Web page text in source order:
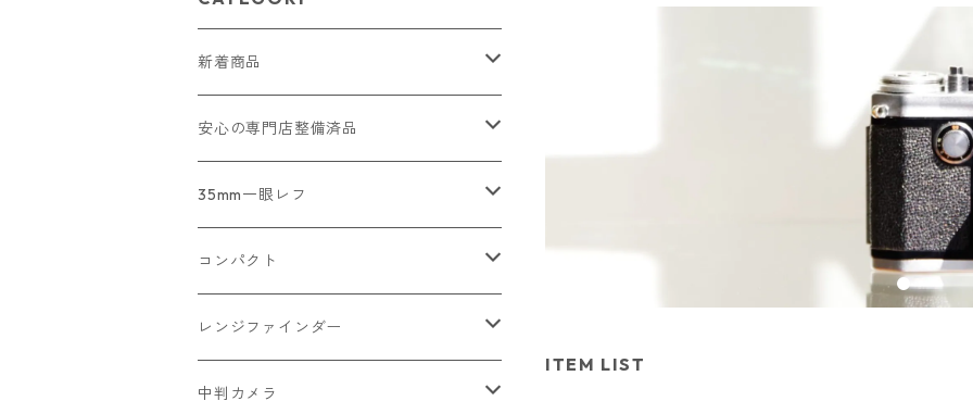
ITEM LIST
新着商品
2026/07/18
2026/07/12
2026/07/11
2026/07/10
2026/06/30
安心の専門店整備済品
コンパクトカメラ
一眼レフ・レンジファインダーカメラ
中判カメラ
レンズ
35mm一眼レフ
Nikon
Canon
PENTAX
コンパクト
Nikon
Canon
レンジファインダー
Leica
中判カメラ